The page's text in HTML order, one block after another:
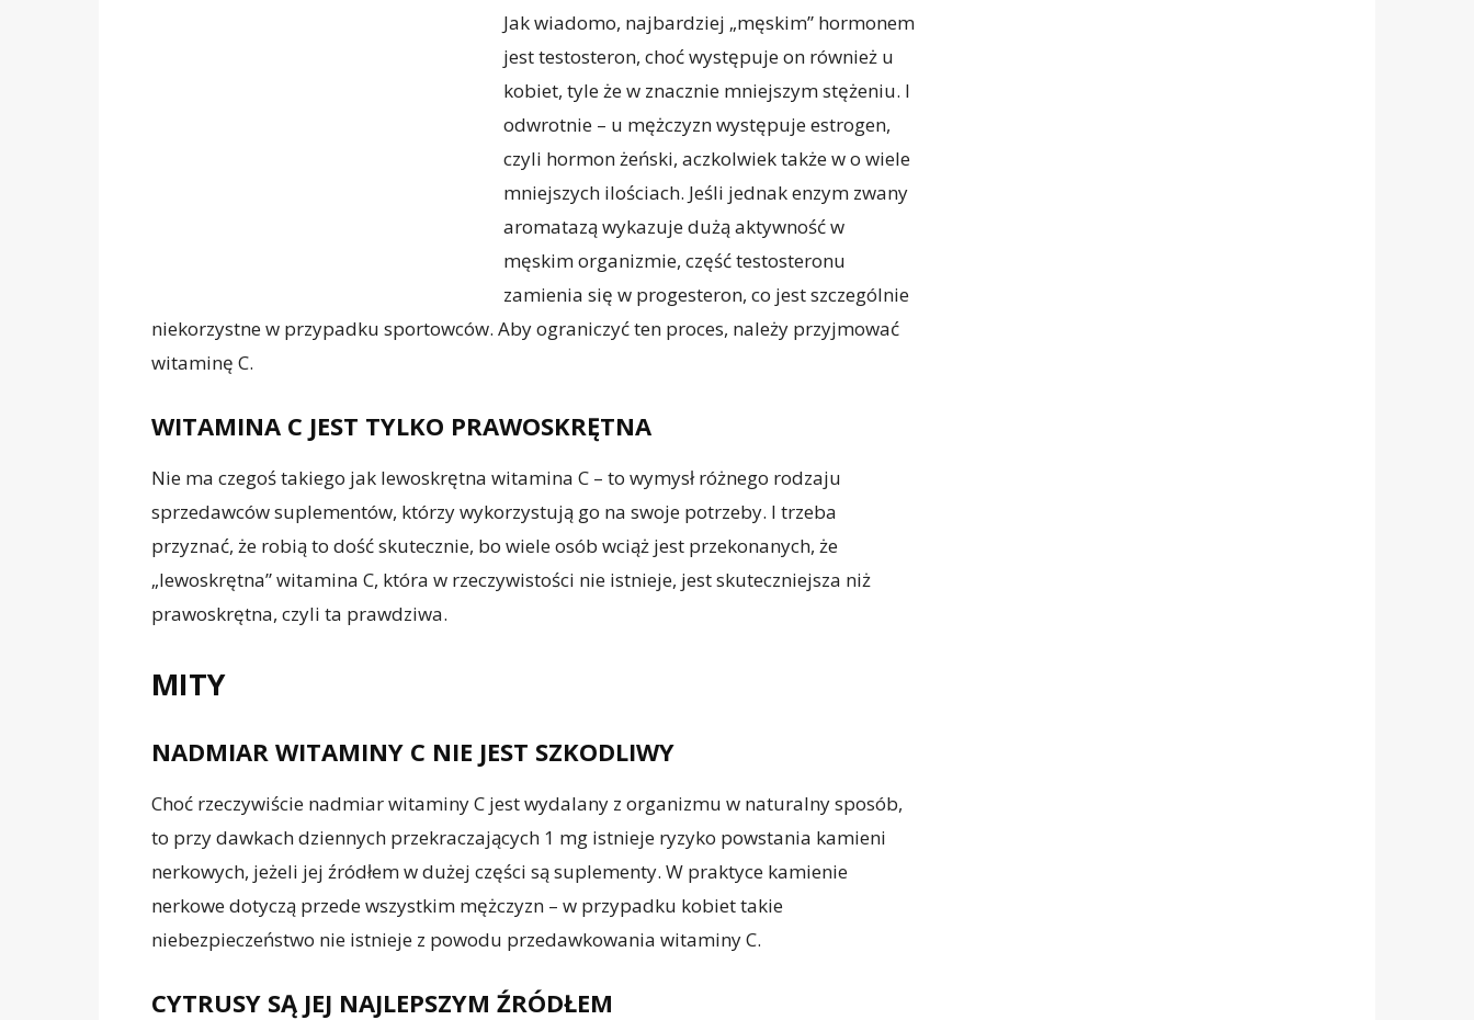
Jak wiadomo, najbardziej „męskim” hormonem
jest testosteron, choć występuje on również u
kobiet, tyle że w znacznie mniejszym stężeniu. I
odwrotnie – u mężczyzn występuje estrogen,
czyli hormon żeński, aczkolwiek także w o wiele
mniejszych ilościach. Jeśli jednak enzym zwany
aromatazą wykazuje dużą aktywność w
męskim organizmie, część testosteronu
zamienia się w progesteron, co jest szczególnie
niekorzystne w przypadku sportowców. Aby ograniczyć ten proces, należy przyjmować
witaminę C.
WITAMINA C JEST TYLKO PRAWOSKRĘTNA
Nie ma czegoś takiego jak lewoskrętna witamina C – to wymysł różnego rodzaju
sprzedawców suplementów, którzy wykorzystują go na swoje potrzeby. I trzeba
przyznać, że robią to dość skutecznie, bo wiele osób wciąż jest przekonanych, że
„lewoskrętna” witamina C, która w rzeczywistości nie istnieje, jest skuteczniejsza niż
prawoskrętna, czyli ta prawdziwa.
MITY
NADMIAR WITAMINY C NIE JEST SZKODLIWY
Choć rzeczywiście nadmiar witaminy C jest wydalany z organizmu w naturalny sposób,
to przy dawkach dziennych przekraczających 1 mg istnieje ryzyko powstania kamieni
nerkowych, jeżeli jej źródłem w dużej części są suplementy. W praktyce kamienie
nerkowe dotyczą przede wszystkim mężczyzn – w przypadku kobiet takie
niebezpieczeństwo nie istnieje z powodu przedawkowania witaminy C.
CYTRUSY SĄ JEJ NAJLEPSZYM ŹRÓDŁEM